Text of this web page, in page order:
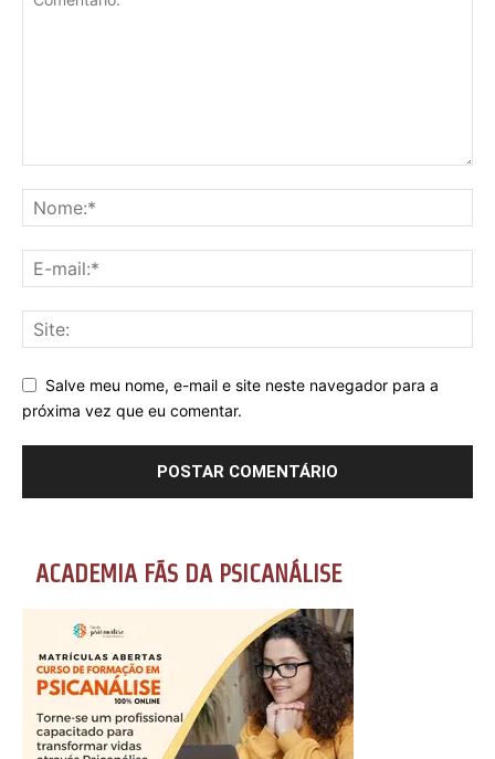
Salve meu nome, e-mail e site neste navegador para a
próxima vez que eu comentar.
ACADEMIA FÃS DA PSICANÁLISE